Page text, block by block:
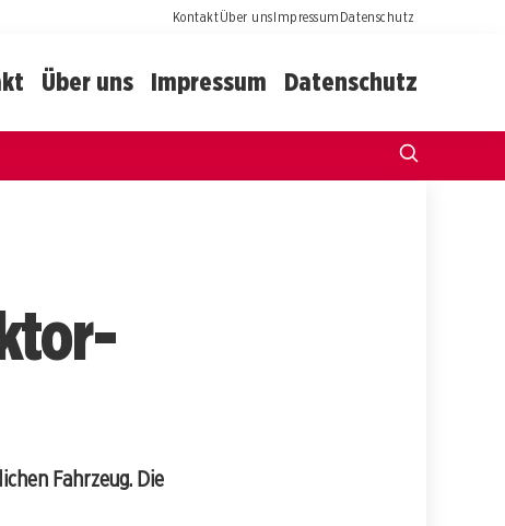
KontaktÜber unsImpressumDatenschutz
Über uns Impressum Datenschutz
Fahrzeug. Die